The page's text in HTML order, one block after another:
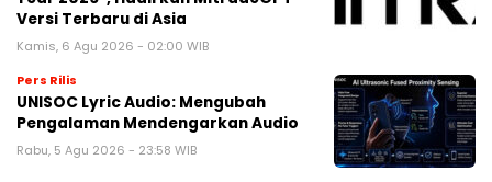
Versi Terbaru di Asia
Kamis, 6 Agu 2026 - 02:00 WIB
Pers Rilis
UNISOC Lyric Audio: Mengubah
Pengalaman Mendengarkan Audio
Rabu, 5 Agu 2026 - 23:58 WIB